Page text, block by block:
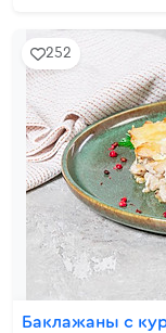
252
Баклажаны с